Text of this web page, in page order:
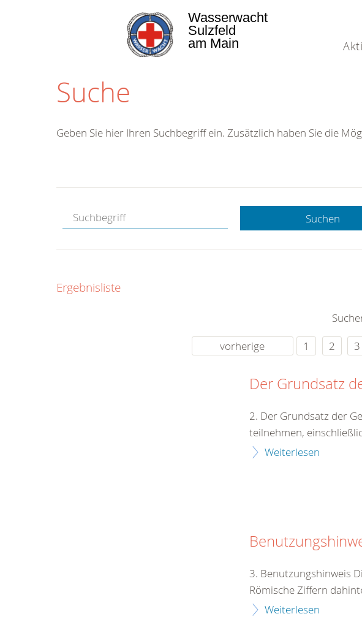
Wasserwacht
Sulzfeld
am Main
Suche
Hotline.
gerne.
rund um die Uhr
Geben Sie hier Ihren Suchbegriff ein. Zusätzlich haben Sie die
Suchen
Ergebnisliste
vorherige
1 2 3
Der Grundsatz
2. Der Grundsatz der
teilnehmen,
Weiterlesen
3. Benutzungshinweis
Römische Ziffern
Weiterlesen